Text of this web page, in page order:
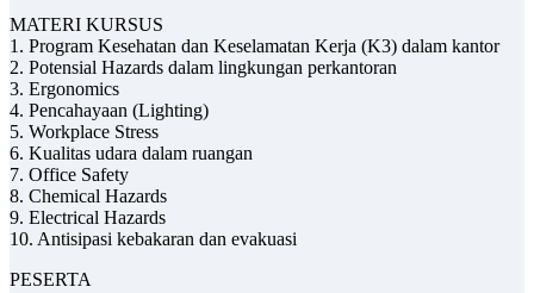
MATERI KURSUS
1. Program Kesehatan dan Keselamatan Kerja (K3) dalam kantor
2. Potensial Hazards dalam lingkungan perkantoran
3. Ergonomics
4. Pencahayaan (Lighting)
5. Workplace Stress
6. Kualitas udara dalam ruangan
7. Office Safety
8. Chemical Hazards
9. Electrical Hazards
10. Antisipasi kebakaran dan evakuasi
PESERTA